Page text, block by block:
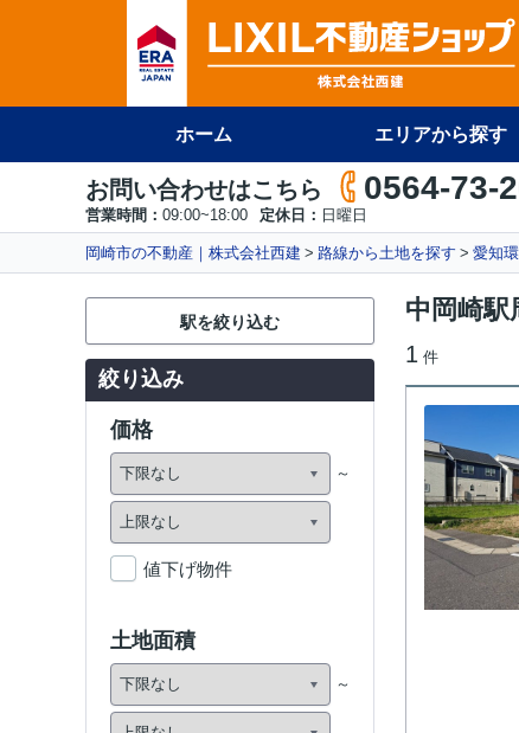
ホーム エリアから探す
お問い合わせはこちら 0564-73-
営業時間： 09:00~18:00 定休日： 日曜日
岡崎市の不動産｜株式会社西建 路線から土地を探す 愛知
中岡崎駅
1 件
駅を絞り込む
絞り込み
価格
値下げ物件
土地面積